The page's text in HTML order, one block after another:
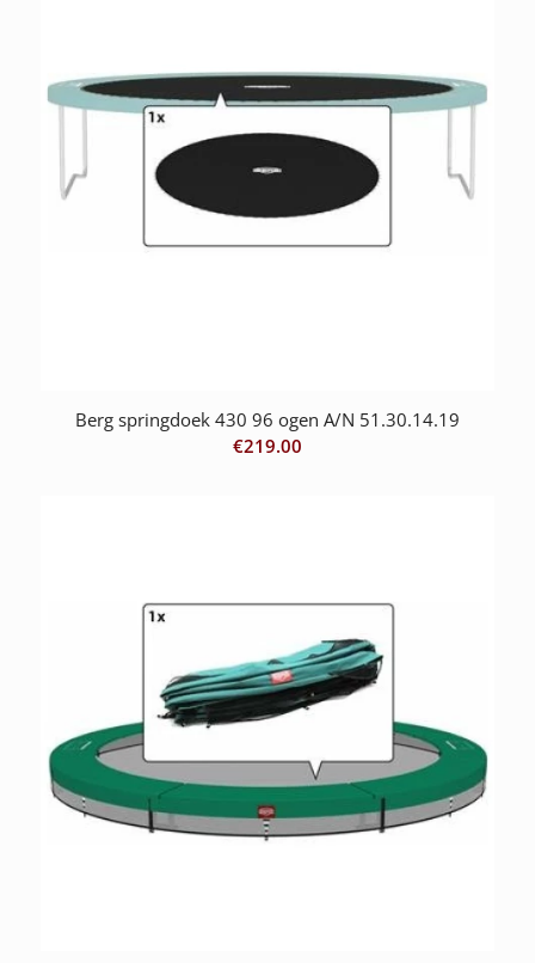
Berg springdoek 430 96 ogen A/N 51.30.14.19
€219.00